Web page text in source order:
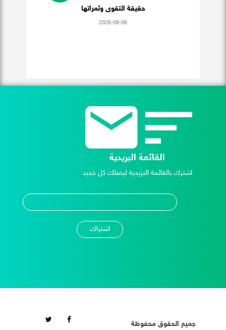
حقيقة التقوى وثمراتها
2026-08-06
القائمة البريدية
اشترك بالقائمة البريدية ليصلك كل جديد
جميع الحقوق محفوظة